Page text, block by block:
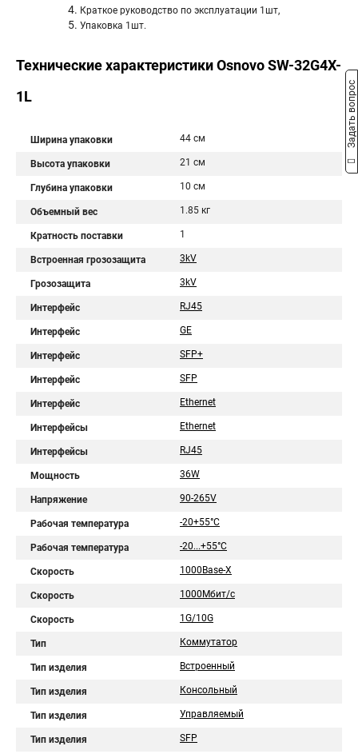
Краткое руководство по эксплуатации 1шт,
Упаковка 1шт.
Технические характеристики Osnovo SW-32G4X-
1L
Ширина упаковки 44 см
Высота упаковки 21 см
Глубина упаковки 10 см
Объемный вес 1.85 кг
Кратность поставки 1
Встроенная грозозащита 3kV
Грозозащита 3kV
Интерфейс RJ45
Интерфейс GE
Интерфейс SFP+
Интерфейс SFP
Интерфейс Ethernet
Интерфейсы Ethernet
Интерфейсы RJ45
Мощность 36W
Напряжение 90-265V
Рабочая температура -20+55°C
Рабочая температура -20...+55°С
Скорость 1000Base-X
Скорость 1000Мбит/с
Скорость 1G/10G
Тип Коммутатор
Тип изделия Встроенный
Тип изделия Консольный
Тип изделия Управляемый
Тип изделия SFP
Задать вопрос